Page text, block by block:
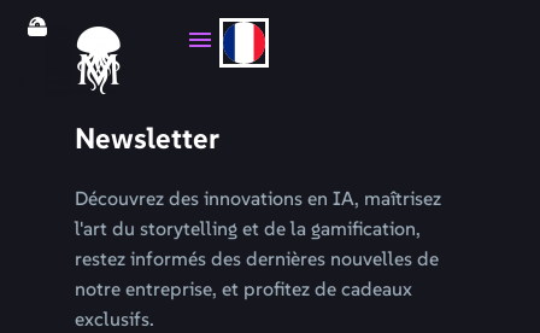
Newsletter
Découvrez des innovations en IA, maîtrisez
l'art du storytelling et de la gamification,
restez informés des dernières nouvelles de
notre entreprise, et profitez de cadeaux
exclusifs.